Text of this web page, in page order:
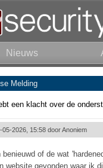
Nieuws
Melding
een klacht over de
05-2026, 15:58 doorAnoniem
benieuwd of de wat
website gevonden waar ik